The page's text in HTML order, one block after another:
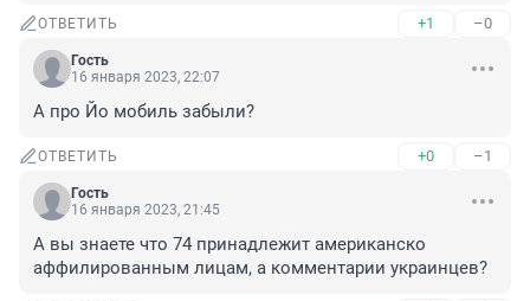
ОТВЕТИТЬ +1 –0
Гость
16 января 2023, 22:07
А про Йо мобиль забыли?
ОТВЕТИТЬ +0 –1
Гость
16 января 2023, 21:45
А вы знаете что 74 принадлежит американско
аффилированным лицам, а комментарии украинцев?